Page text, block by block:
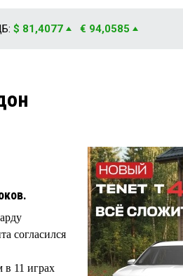
$ 81,4077 € 94,0585
согласился
в 11 играх